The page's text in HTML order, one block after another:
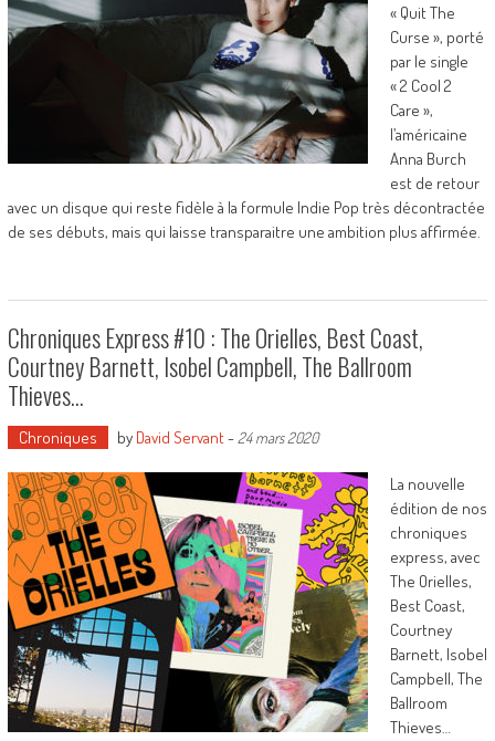
« Quit The
Curse », porté
par le single
« 2 Cool 2
Care »,
l’américaine
Anna Burch
est de retour
avec un disque qui reste fidèle à la formule Indie Pop très décontractée
de ses débuts, mais qui laisse transparaitre une ambition plus affirmée.
Chroniques Express #10 : The Orielles, Best Coast,
Courtney Barnett, Isobel Campbell, The Ballroom
Thieves…
Chroniques by David Servant- 24 mars 2020
La nouvelle
édition de nos
chroniques
express, avec
The Orielles,
Best Coast,
Courtney
Barnett, Isobel
Campbell, The
Ballroom
Thieves…